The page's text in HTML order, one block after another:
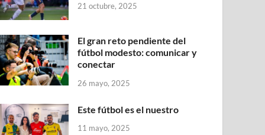
21 octubre, 2025
El gran reto pendiente del
fútbol modesto: comunicar y
conectar
26 mayo, 2025
Este fútbol es el nuestro
11 mayo, 2025